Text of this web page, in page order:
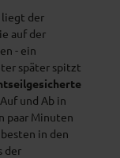
liegt der
auf der
- ein
später spitzt
und Ab in
paar Minuten
in den
der